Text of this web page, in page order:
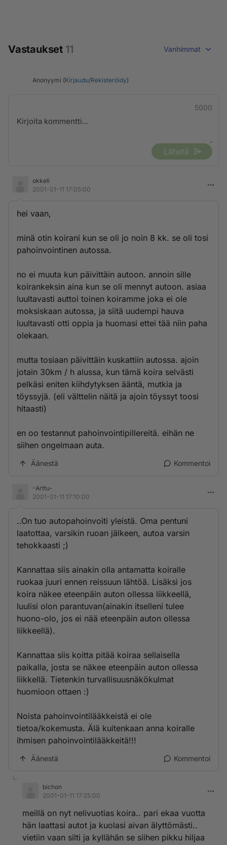
Vastaukset 11 Vanhimmat
Anonyymi (Kirjaudu/Rekisteröidy)
5000
Lähetä
okkeli
2001-01-11 17:05:00
hei vaan,
minä otin koirani kun se oli jo noin 8 kk. se oli tosi
pahoinvointinen autossa.
no ei muuta kun päivittäin autoon. annoin sille
koirankeksin aina kun se oli mennyt autoon. asiaa
luultavasti auttoi toinen koiramme joka ei ole
moksiskaan autossa, ja siitä uudempi hauva
luultavasti otti oppia ja huomasi ettei tää niin paha
olekaan.
mutta tosiaan päivittäin kuskattiin autossa. ajoin
jotain 30km / h alussa, kun tämä koira selvästi
pelkäsi eniten kiihdytyksen ääntä, mutkia ja
töyssyjä. (eli välttelin näitä ja ajoin töyssyt toosi
hitaasti)
en oo testannut pahoinvointipillereitä. eihän ne
siihen ongelmaan auta.
Äänestä Kommentoi
-Arttu-
2001-01-11 17:10:00
..On tuo autopahoinvoiti yleistä. Oma pentuni
laatottaa, varsikin ruoan jälkeen, autoa varsin
tehokkaasti ;)
Kannattaa siis ainakin olla antamatta koiralle
ruokaa juuri ennen reissuun lähtöä. Lisäksi jos
koira näkee eteenpäin auton ollessa liikkeellä,
luulisi olon parantuvan(ainakin itselleni tulee
huono-olo, jos ei nää eteenpäin auton ollessa
liikkeellä).
Kannattaa siis koitta pitää koiraa sellaisella
paikalla, josta se näkee eteenpäin auton ollessa
liikkellä. Tietenkin turvallisuusnäkökulmat
huomioon ottaen :)
Noista pahoinvointilääkkeistä ei ole
tietoa/kokemusta. Älä kuitenkaan anna koiralle
ihmisen pahoinvointilääkkeitä!!!
Äänestä Kommentoi
bichon
2001-01-11 17:25:00
meillä on nyt nelivuotias koira.. pari ekaa vuotta
hän laattasi autot ja kuolasi aivan älyttömästi..
vietiin vaan silti ja kyllähän se siihen pikku hiljaa